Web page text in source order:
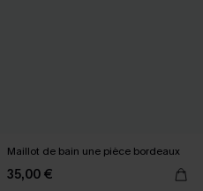
Maillot de bain une pièce bordeaux
35,00 €